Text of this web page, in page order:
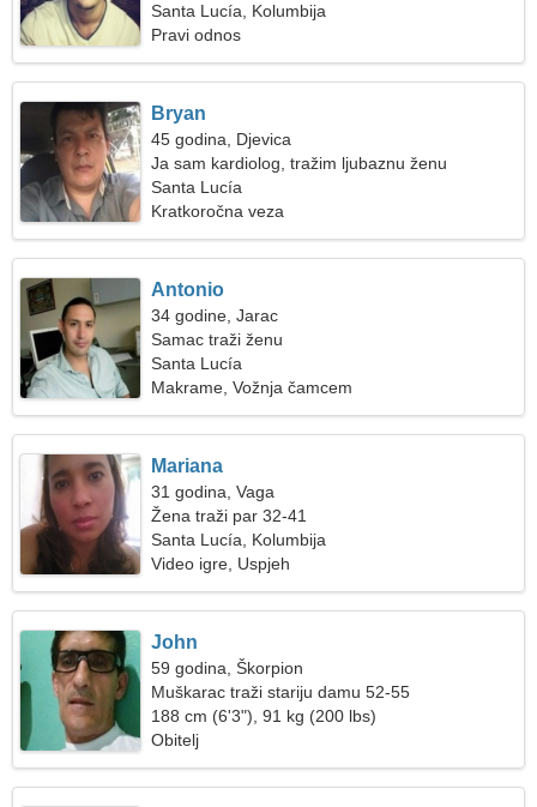
Santa Lucía, Kolumbija
Pravi odnos
Bryan
45 godina, Djevica
Ja sam kardiolog, tražim ljubaznu ženu
Santa Lucía
Kratkoročna veza
Antonio
34 godine, Jarac
Samac traži ženu
Santa Lucía
Makrame, Vožnja čamcem
Mariana
31 godina, Vaga
Žena traži par 32-41
Santa Lucía, Kolumbija
Video igre, Uspjeh
John
59 godina, Škorpion
Muškarac traži stariju damu 52-55
188 cm (6'3"), 91 kg (200 lbs)
Obitelj